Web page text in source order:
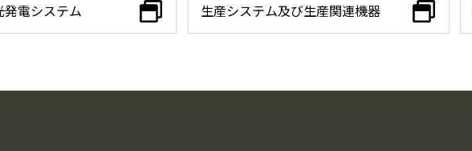
電システム 生産システム及び生産関連機器